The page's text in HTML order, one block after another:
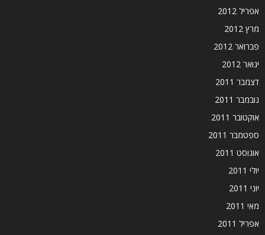
אפריל 2012
מרץ 2012
פברואר 2012
ינואר 2012
דצמבר 2011
נובמבר 2011
אוקטובר 2011
ספטמבר 2011
אוגוסט 2011
יולי 2011
יוני 2011
מאי 2011
אפריל 2011